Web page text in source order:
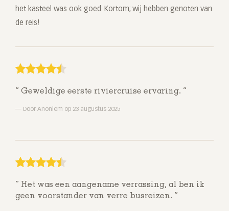
het kasteel was ook goed. Kortom; wij hebben genoten van
de reis!
Geweldige eerste riviercruise ervaring.
Door Anoniem op 23 augustus 2025
Het was een aangename verrassing, al ben ik
geen voorstander van verre busreizen.